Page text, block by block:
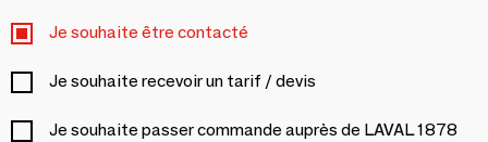
Je souhaite être contacté
Je souhaite recevoir un tarif / devis
Je souhaite passer commande auprès de LAVAL 1878